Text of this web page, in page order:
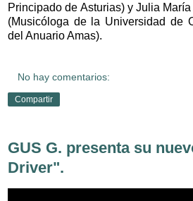
Principado de Asturias) y Julia
(Musicóloga de la Universidad de
del Anuario Amas).
No hay comentarios:
Compartir
GUS G. presenta su
Driver".